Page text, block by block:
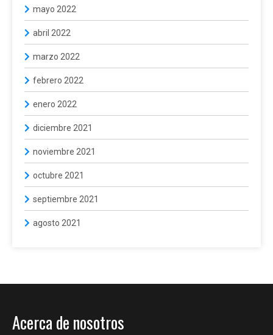
mayo 2022
abril 2022
marzo 2022
febrero 2022
enero 2022
diciembre 2021
noviembre 2021
octubre 2021
septiembre 2021
agosto 2021
Acerca de nosotros